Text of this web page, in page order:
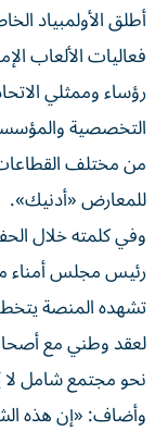
أطلق الأولمبياد
رؤساء وممثلي
التخصصية
من مختلف
للمعارض «أدنيك».
وفي كلمته خلال
رئيس مجلس أمناء
تشهده المنصة
لعقد وطني مع
نحو مجتمع شامل
وأضاف: «إن هذه